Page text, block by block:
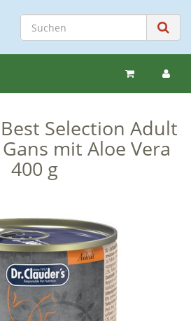
Selection Adult
mit Aloe Vera
400 g